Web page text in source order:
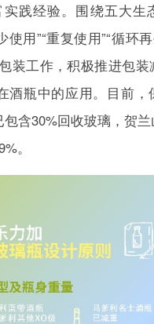
践经验。围绕五大生
用”“重复使用”“循环再
工作，积极推进包装
酒瓶中的应用。目前，
含30%回收玻璃，贺
。